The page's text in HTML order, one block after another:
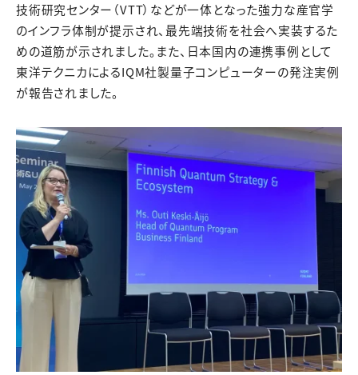
技術研究センター（VTT）などが一体となった強力な産官学
のインフラ体制が提示され、最先端技術を社会へ実装するた
めの道筋が示されました。また、日本国内の連携事例として
東洋テクニカによるIQM社製量子コンピューターの発注実例
が報告されました。